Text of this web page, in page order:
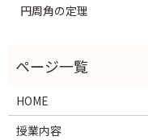
円周角の定理
HOME
授業内容